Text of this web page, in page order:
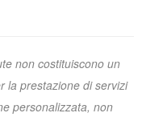
non costituiscono un
la prestazione di servizi
personalizzata, non